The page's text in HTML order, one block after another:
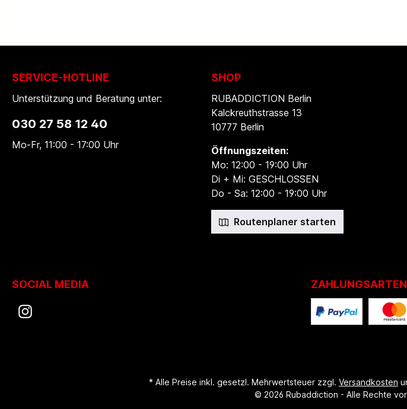
SHOP
RUBADDICTION Berlin
Kalckreuthstrasse 13
10777 Berlin
Öffnungszeiten:
Mo: 12:00 - 19:00 Uhr
Di + Mi: GESCHLOSSEN
Do - Sa: 12:00 - 19:00 Uhr
Routenplaner starten
SERVICE-HOTLINE
Unterstützung und Beratung unter:
030 27 58 12 40
Mo-Fr, 11:00 - 17:00 Uhr
SOCIAL MEDIA ZAHLUNGSARTEN
* Alle Preise inkl. gesetzl. Mehrwertsteuer zzgl. Versandkosten
© 2026 Rubaddiction - Alle Rechte